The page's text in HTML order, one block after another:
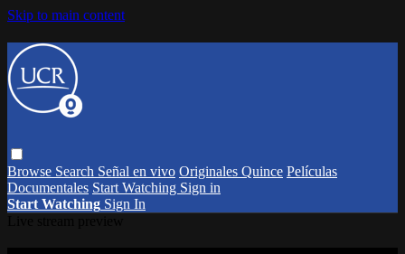
Skip to main content
Browse Search Señal en vivo Originales Quince Películas
Documentales Start Watching Sign in
Start Watching Sign In